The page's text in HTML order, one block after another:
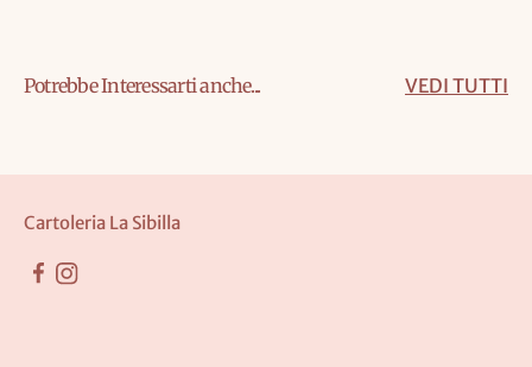
Potrebbe Interessarti anche... VEDI TUTTI
Cartoleria La Sibilla